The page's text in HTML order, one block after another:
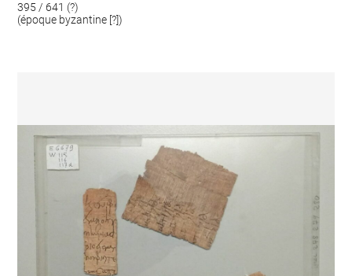
395 / 641 (?)
(époque byzantine [?])